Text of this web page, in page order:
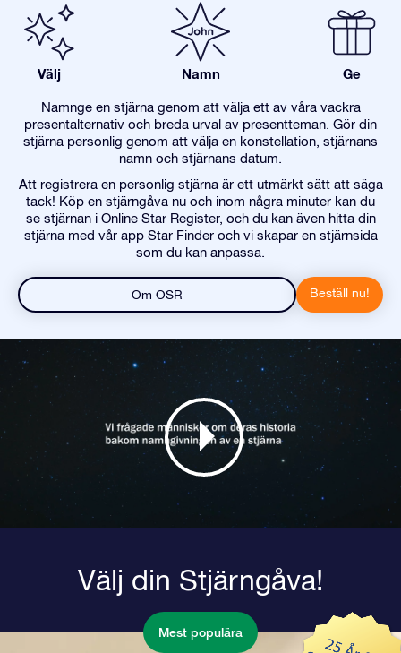
Välj Namn Ge
Namnge en stjärna genom att välja ett av våra vackra
presentalternativ och breda urval av presentteman. Gör din
stjärna personlig genom att välja en konstellation, stjärnans
namn och stjärnans datum.
Att registrera en personlig stjärna är ett utmärkt sätt att säga
tack! Köp en stjärngåva nu och inom några minuter kan du
se stjärnan i Online Star Register, och du kan även hitta din
stjärna med vår app Star Finder och vi skapar en stjärnsida
som du kan anpassa.
Om OSR Beställ nu!
Välj din Stjärngåva!
Mest populära